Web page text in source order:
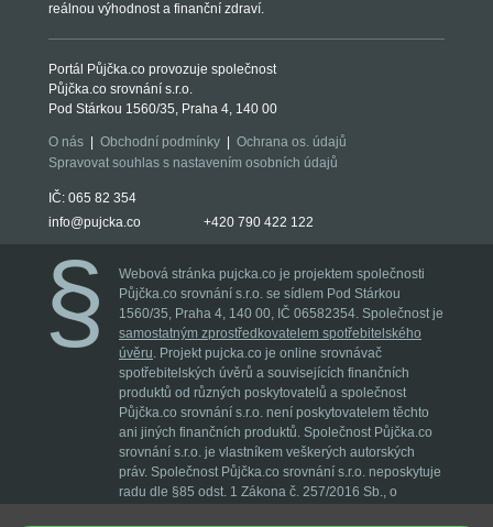
reálnou výhodnost a finanční zdraví.
Portál Půjčka.co provozuje společnost
Půjčka.co srovnání s.r.o.
Pod Stárkou 1560/35, Praha 4, 140 00
O nás Obchodní podmínky
Ochrana os. údajů
Spravovat souhlas s nastavením osobních údajů
IČ: 065 82 354
info@pujcka.co
+420 790 422 122
Webová stránka pujcka.co je projektem společnosti
Půjčka.co srovnání s.r.o. se sídlem Pod Stárkou
1560/35, Praha 4, 140 00, IČ 06582354. Společnost je
samostatným zprostředkovatelem spotřebitelského
úvěru. Projekt pujcka.co je online srovnávač
spotřebitelských úvěrů a souvisejících finančních
produktů od různých poskytovatelů a společnost
Půjčka.co srovnání s.r.o. není poskytovatelem těchto
ani jiných finančních produktů. Společnost Půjčka.co
srovnání s.r.o. je vlastníkem veškerých autorských
práv. Společnost Půjčka.co srovnání s.r.o. neposkytuje
radu dle §85 odst. 1 Zákona č. 257/2016 Sb., o